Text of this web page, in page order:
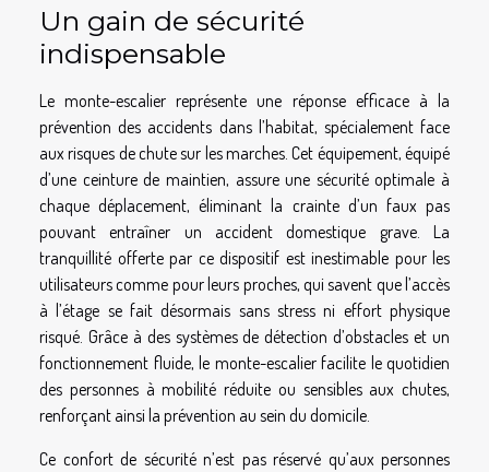
Un gain de sécurité
indispensable
Le monte-escalier représente une réponse efficace à la
prévention des accidents dans l’habitat, spécialement face
aux risques de chute sur les marches. Cet équipement, équipé
d’une ceinture de maintien, assure une sécurité optimale à
chaque déplacement, éliminant la crainte d’un faux pas
pouvant entraîner un accident domestique grave. La
tranquillité offerte par ce dispositif est inestimable pour les
utilisateurs comme pour leurs proches, qui savent que l’accès
à l’étage se fait désormais sans stress ni effort physique
risqué. Grâce à des systèmes de détection d’obstacles et un
fonctionnement fluide, le monte-escalier facilite le quotidien
des personnes à mobilité réduite ou sensibles aux chutes,
renforçant ainsi la prévention au sein du domicile.
Ce confort de sécurité n’est pas réservé qu’aux personnes